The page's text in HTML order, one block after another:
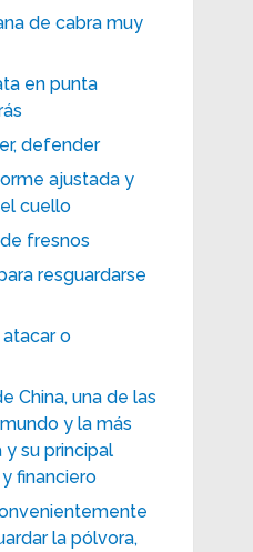
de cabra muy
en punta
defender
ajustada y
cuello
fresnos
resguardarse
o
China, una de las
y la más
y su principal
financiero
la pólvora,